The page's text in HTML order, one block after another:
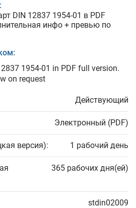
DIN 12837 1954-01 в PDF
инфо + превью по
1954-01 in PDF full version.
on request
Действующий
Электронный (PDF)
версия): 1 рабочий день
365 рабочих дня(ей)
stdin02009